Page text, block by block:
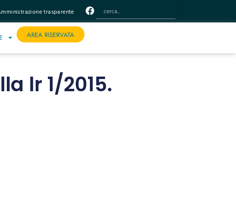
trasparente
AREA RISERVATA
lr 1/2015.